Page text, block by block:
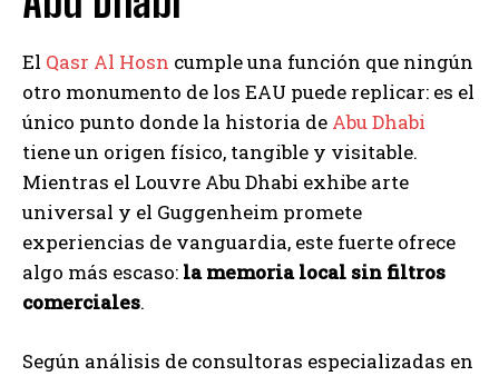
El Qasr Al Hosn cumple una función que ningún
otro monumento de los EAU puede replicar: es el
único punto donde la historia de Abu Dhabi
tiene un origen físico, tangible y visitable.
Mientras el Louvre Abu Dhabi exhibe arte
universal y el Guggenheim promete
experiencias de vanguardia, este fuerte ofrece
algo más escaso: la memoria local sin filtros
comerciales.
Según análisis de consultoras especializadas en